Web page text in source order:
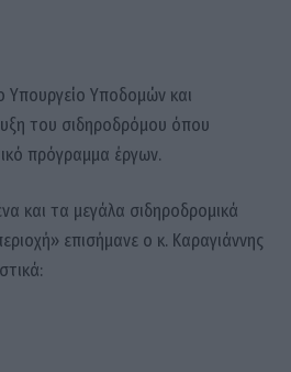
Υπουργείο Υποδομών και
του σιδηροδρόμου όπου
πρόγραμμα έργων.
και τα μεγάλα σιδηροδρομικά
επισήμανε ο κ. Καραγιάννης